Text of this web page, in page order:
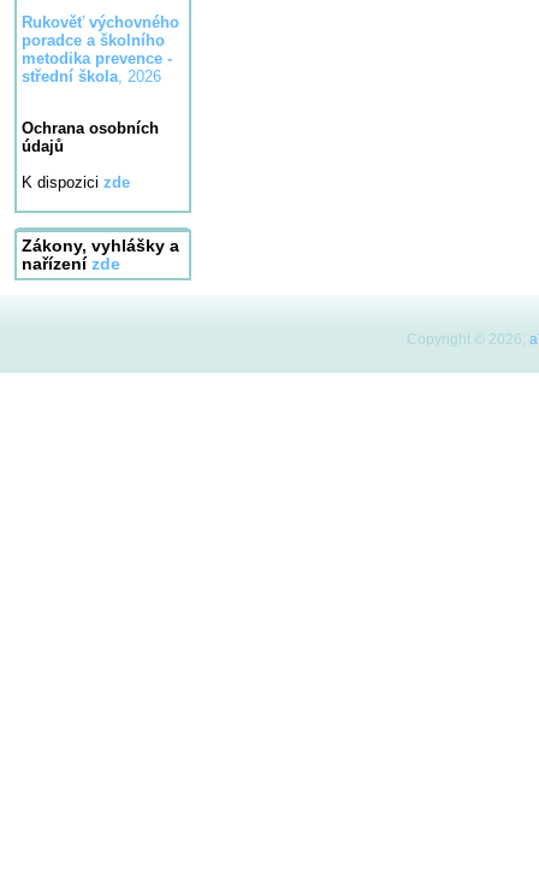
Rukověť výchovného
poradce a školního
metodika prevence -
střední škola, 2026
Ochrana osobních
údajů
K dispozici zde
Zákony, vyhlášky a
nařízení zde
Copyright © 2026,